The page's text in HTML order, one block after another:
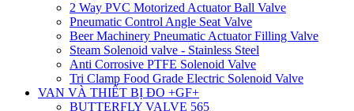
2 Way PVC Motorized Actuator Ball Valve
Pneumatic Control Angle Seat Valve
Beer Machinery Pneumatic Actuator Filling Valve
Steam Solenoid valve - Stainless Steel
Anti Corrosive PTFE Solenoid Valve
Tri Clamp Food Grade Electric Solenoid Valve
VAN VÀ THIẾT BỊ ĐO +GF+
BUTTERFLY VALVE 565